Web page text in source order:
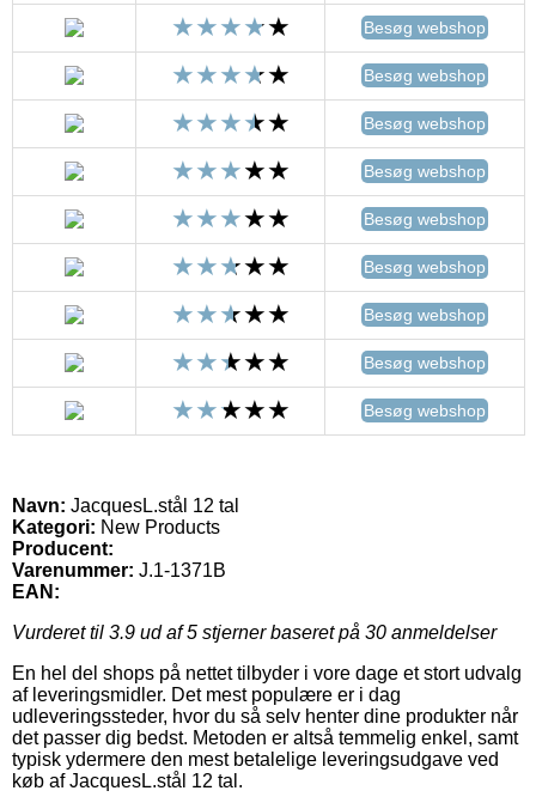
Besøg webshop
Besøg webshop
Besøg webshop
Besøg webshop
Besøg webshop
Besøg webshop
Besøg webshop
Besøg webshop
Besøg webshop
Navn: JacquesL.stål 12 tal
Kategori: New Products
Producent:
Varenummer: J.1-1371B
EAN:
Vurderet til 3.9 ud af 5 stjerner baseret på 30 anmeldelser
En hel del shops på nettet tilbyder i vore dage et stort udvalg
af leveringsmidler. Det mest populære er i dag
udleveringssteder, hvor du så selv henter dine produkter når
det passer dig bedst. Metoden er altså temmelig enkel, samt
typisk ydermere den mest betalelige leveringsudgave ved
køb af JacquesL.stål 12 tal.